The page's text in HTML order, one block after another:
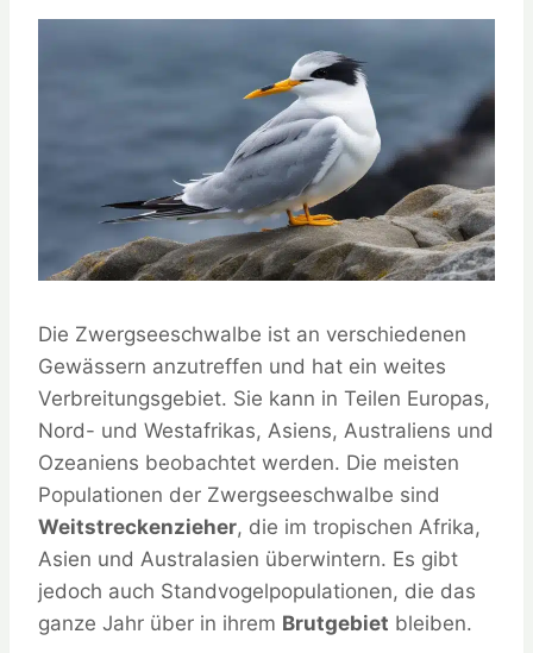
Die Zwergseeschwalbe ist an verschiedenen
Gewässern anzutreffen und hat ein weites
Verbreitungsgebiet. Sie kann in Teilen Europas,
Nord- und Westafrikas, Asiens, Australiens und
Ozeaniens beobachtet werden. Die meisten
Populationen der Zwergseeschwalbe sind
Weitstreckenzieher, die im tropischen Afrika,
Asien und Australasien überwintern. Es gibt
jedoch auch Standvogelpopulationen, die das
ganze Jahr über in ihrem Brutgebiet bleiben.